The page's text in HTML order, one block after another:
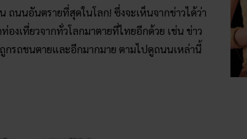
นนอันตรายที่สุดในโลก! ซึ่งจะเห็นจากข่าวได้ว่า
งเที่ยวจากทั่วโลกมาตายที่ไทยอีกด้วย เช่น ข่าว
รถชนตายและอีกมากมาย ตามไปดูถนนเหล่านี้